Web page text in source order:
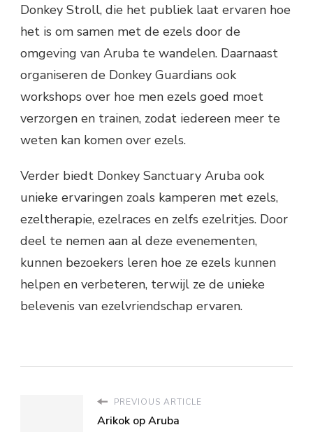
Donkey Stroll, die het publiek laat ervaren hoe
het is om samen met de ezels door de
omgeving van Aruba te wandelen. Daarnaast
organiseren de Donkey Guardians ook
workshops over hoe men ezels goed moet
verzorgen en trainen, zodat iedereen meer te
weten kan komen over ezels.
Verder biedt Donkey Sanctuary Aruba ook
unieke ervaringen zoals kamperen met ezels,
ezeltherapie, ezelraces en zelfs ezelritjes. Door
deel te nemen aan al deze evenementen,
kunnen bezoekers leren hoe ze ezels kunnen
helpen en verbeteren, terwijl ze de unieke
belevenis van ezelvriendschap ervaren.
PREVIOUS ARTICLE
Arikok op Aruba